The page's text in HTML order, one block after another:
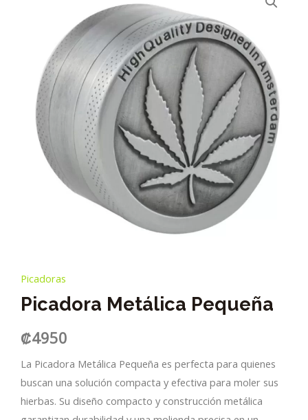
Picadoras
Picadora Metálica Pequeña
₡4950
La Picadora Metálica Pequeña es perfecta para quienes
buscan una solución compacta y efectiva para moler sus
hierbas. Su diseño compacto y construcción metálica